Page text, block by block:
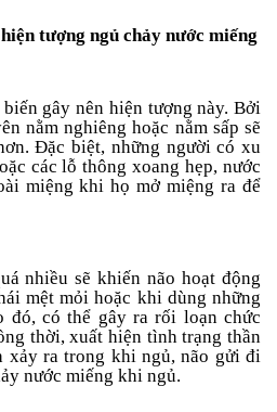
tượng ngủ chảy nước miếng
gây nên hiện tượng này. Bởi
nằm nghiêng hoặc nằm sấp sẽ
Đặc biệt, những người có xu
các lỗ thông xoang hẹp, nước
miệng khi họ mở miệng ra để
nhiều sẽ khiến não hoạt động
mệt mỏi hoặc khi dùng những
đó, có thể gây ra rối loạn chức
thời, xuất hiện tình trạng thần
xảy ra trong khi ngủ, não gửi đi
nước miếng khi ngủ.